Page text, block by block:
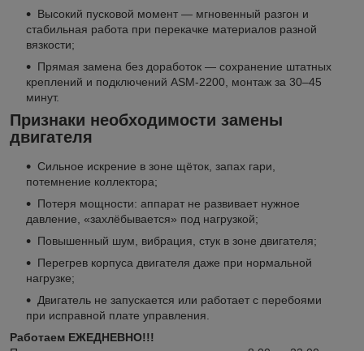
Высокий пусковой момент — мгновенный разгон и
стабильная работа при перекачке материалов разной
вязкости;
Прямая замена без доработок — сохранение штатных
креплений и подключений ASM-2200, монтаж за 30–45
минут.
Признаки необходимости замены
двигателя
Сильное искрение в зоне щёток, запах гари,
потемнение коллектора;
Потеря мощности: аппарат не развивает нужное
давление, «захлёбывается» под нагрузкой;
Повышенный шум, вибрация, стук в зоне двигателя;
Перегрев корпуса двигателя даже при нормальной
нагрузке;
Двигатель не запускается или работает с перебоями
при исправной плате управления.
Работаем ЕЖЕДНЕВНО!!!